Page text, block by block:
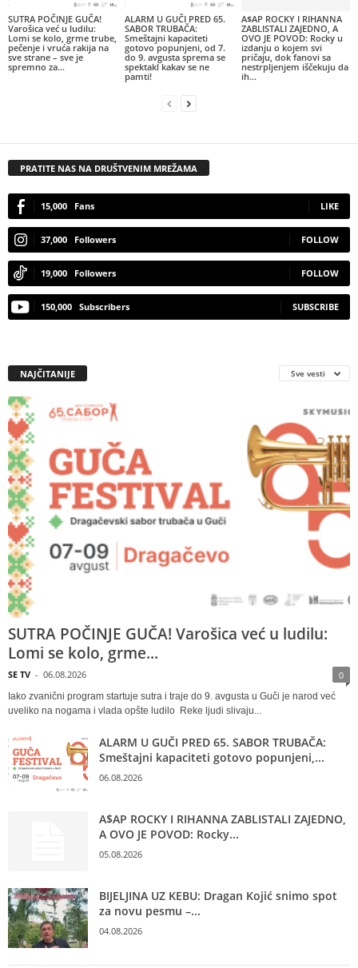
SUTRA POČINJE GUČA!
Varošica već u ludilu:
Lomi se kolo, grme trube,
pečenje i vruća rakija na
sve strane – sve je
spremno za...
ALARM U GUČI PRED 65.
SABOR TRUBAČA:
Smeštajni kapaciteti
gotovo popunjeni, od 7.
do 9. avgusta sprema se
spektakl kakav se ne
pamti!
A$AP ROCKY I RIHANNA
ZABLISTALI ZAJEDNO, A
OVO JE POVOD: Rocky u
izdanju o kojem svi
pričaju, dok fanovi sa
nestrpljenjem iščekuju da
ih...
PRATITE NAS NA DRUŠTVENIM MREŽAMA
15,000 Fans LIKE
37,000 Followers FOLLOW
19,000 Followers FOLLOW
150,000 Subscribers SUBSCRIBE
NAJČITANIJE Sve vesti
SUTRA POČINJE GUČA! Varošica već u ludilu:
Lomi se kolo, grme...
SE TV - 06.08.2026 0
Iako zvanični program startuje sutra i traje do 9. avgusta u Guči je narod već
uveliko na nogama i vlada opšte ludilo Reke ljudi slivaju...
ALARM U GUČI PRED 65. SABOR TRUBAČA:
Smeštajni kapaciteti gotovo popunjeni,...
06.08.2026
A$AP ROCKY I RIHANNA ZABLISTALI ZAJEDNO,
A OVO JE POVOD: Rocky...
05.08.2026
BIJELJINA UZ KEBU: Dragan Kojić snimo spot
za novu pesmu –...
04.08.2026